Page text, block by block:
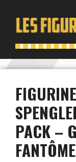
contenu
PACK –